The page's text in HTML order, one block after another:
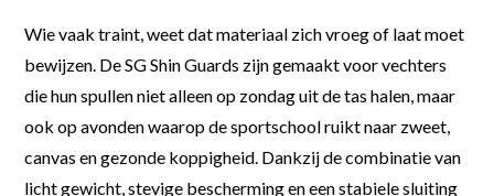
Wie vaak traint, weet dat materiaal zich vroeg of laat moet
bewijzen. De SG Shin Guards zijn gemaakt voor vechters
die hun spullen niet alleen op zondag uit de tas halen, maar
ook op avonden waarop de sportschool ruikt naar zweet,
canvas en gezonde koppigheid. Dankzij de combinatie van
licht gewicht, stevige bescherming en een stabiele sluiting